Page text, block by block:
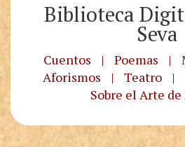
Biblioteca
Seva
Cuentos | Poemas |
Aforismos
| Teatro |
Sobre el Arte